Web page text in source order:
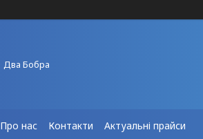
Два Бобра
Про нас Контакти Актуальні прайси